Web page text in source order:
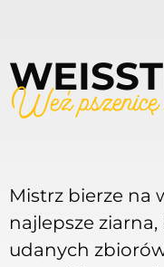
Mistrz bierze na
najlepsze
udanych